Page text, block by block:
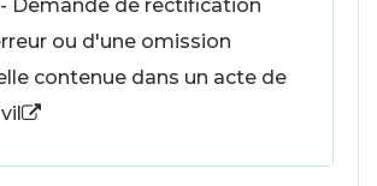
Demande de rectification
ou d'une omission
contenue dans un acte de